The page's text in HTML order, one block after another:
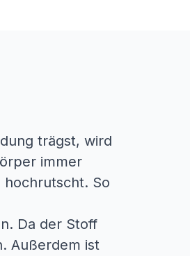
trägst, wird
immer
So
Da der Stoff
Außerdem ist